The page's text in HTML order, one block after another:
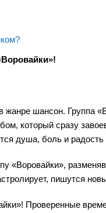
жанре шансон. Группа
который сразу
душа, боль и радость
«Воровайки»,
пишутся
Проверенные